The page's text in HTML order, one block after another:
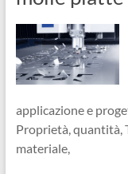
applicazione e
Proprietà, quantità,
materiale,